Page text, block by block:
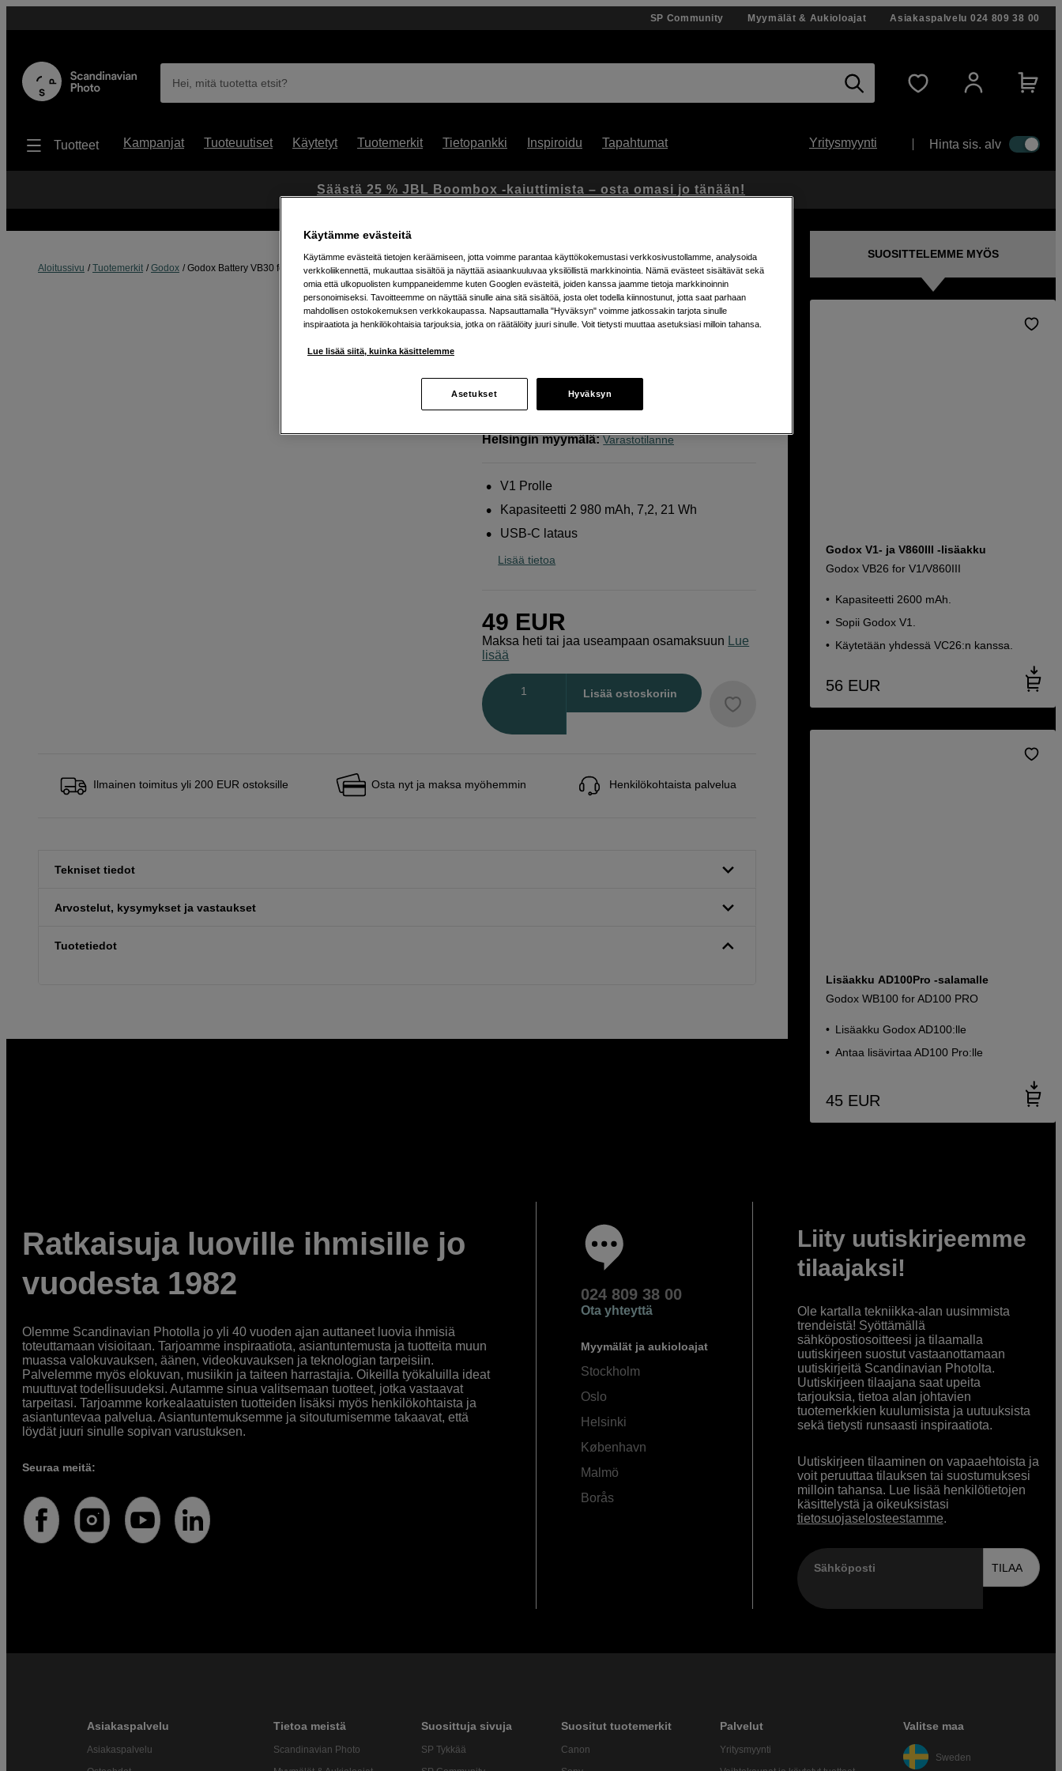
SP Community Myymälät & Aukioloajat Asiakaspalvelu 024 809 38 00
Hei, mitä tuotetta etsit?
Tuotteet Kampanjat Tuoteuutiset Käytetyt Tuotemerkit Tietopankki Inspiroidu Tapahtumat Yritysmyynti Hinta sis. alv
Aloitussivu Tuotemerkit Godox Godox Battery VB30 for V1 Pro
Artikkeli: 1061911
Helsingin myymälä: Varastotilanne
V1 Prolle
Kapasiteetti 2 980 mAh, 7,2, 21 Wh
USB-C lataus
Lisää tietoa
49 EUR
Maksa heti tai jaa useampaan osamaksuun
Lue
lisää
Lisää ostoskoriin
Ilmainen toimitus yli 200 EUR ostoksille Osta nyt ja maksa myöhemmin Henkilökohtaista palvelua
Tekniset tiedot
Arvostelut, kysymykset ja vastaukset
Tuotetiedot
SUOSITTELEMME MYÖS
Godox V1- ja V860III -lisäakku
Godox VB26 for V1/V860III
Kapasiteetti 2600 mAh.
Sopii Godox V1.
Käytetään yhdessä VC26:n kanssa.
56 EUR
Lisäakku AD100Pro -salamalle
Godox WB100 for AD100 PRO
Lisäakku Godox AD100:lle
Antaa lisävirtaa AD100 Pro:lle
45 EUR
Ratkaisuja luoville ihmisille jo
vuodesta 1982
Olemme Scandinavian Photolla jo yli 40 vuoden ajan auttaneet luovia ihmisiä
toteuttamaan visioitaan. Tarjoamme inspiraatiota, asiantuntemusta ja tuotteita muun
muassa valokuvauksen, äänen, videokuvauksen ja teknologian tarpeisiin.
Palvelemme myös elokuvan, musiikin ja taiteen harrastajia. Oikeilla työkaluilla ideat
muuttuvat todellisuudeksi. Autamme sinua valitsemaan tuotteet, jotka vastaavat
tarpeitasi. Tarjoamme korkealaatuisten tuotteiden lisäksi myös henkilökohtaista ja
asiantuntevaa palvelua. Asiantuntemuksemme ja sitoutumisemme takaavat, että
löydät juuri sinulle sopivan varustuksen.
Seuraa meitä:
024 809 38 00
Ota yhteyttä
Myymälät ja aukioloajat
Stockholm
Oslo
Helsinki
København
Malmö
Borås
Liity uutiskirjeemme
tilaajaksi!
Ole kartalla tekniikka-alan uusimmista
trendeistä! Syöttämällä
sähköpostiosoitteesi ja tilaamalla
uutiskirjeen suostut vastaanottamaan
uutiskirjeitä Scandinavian Photolta.
Uutiskirjeen tilaajana saat upeita
tarjouksia, tietoa alan johtavien
tuotemerkkien kuulumisista ja uutuuksista
sekä tietysti runsaasti inspiraatiota.
Uutiskirjeen tilaaminen on vapaaehtoista ja
voit peruuttaa tilauksen tai suostumuksesi
milloin tahansa. Lue lisää henkilötietojen
käsittelystä ja oikeuksistasi
tietosuojaselosteestamme.
Sähköposti TILAA
Asiakaspalvelu
Asiakaspalvelu
Tietoa meistä
Scandinavian Photo
Suosittuja sivuja
SP Tykkää
Suositut tuotemerkit
Canon
Palvelut
Yritysmyynti
Valitse maa
Sweden
Säästä 25 % JBL Boombox -kaiuttimista – osta omasi jo tänään!
Käytämme evästeitä
Käytämme evästeitä tietojen keräämiseen, jotta voimme parantaa käyttökokemustasi verkkosivustollamme, analysoida
verkkoliikennettä, mukauttaa sisältöä ja näyttää asiaankuuluvaa yksilöllistä markkinointia. Nämä evästeet sisältävät sekä
omia että ulkopuolisten kumppaneidemme kuten Googlen evästeitä, joiden kanssa jaamme tietoja markkinoinnin
personoimiseksi. Tavoitteemme on näyttää sinulle aina sitä sisältöä, josta olet todella kiinnostunut, jotta saat parhaan
mahdollisen ostokokemuksen verkkokaupassa. Napsauttamalla "Hyväksyn" voimme jatkossakin tarjota sinulle
inspiraatiota ja henkilökohtaisia tarjouksia, jotka on räätälöity juuri sinulle. Voit tietysti muuttaa asetuksiasi milloin tahansa.
Lue lisää siitä, kuinka käsittelemme
Asetukset Hyväksyn